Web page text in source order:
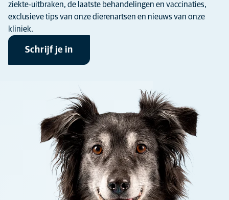
ziekte-uitbraken, de laatste behandelingen en vaccinaties,
exclusieve tips van onze dierenartsen en nieuws van onze
kliniek.
Schrijf je in